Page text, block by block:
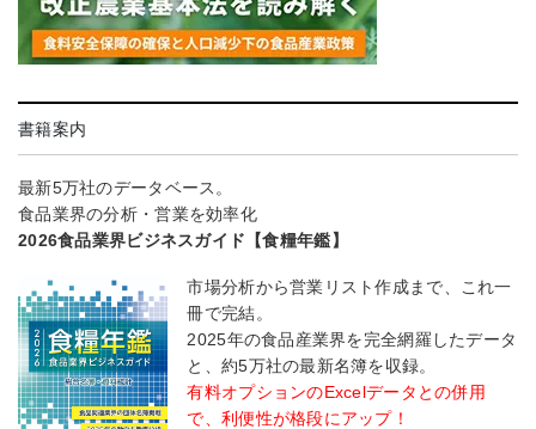
書籍案内
最新5万社のデータベース。
食品業界の分析・営業を効率化
2026食品業界ビジネスガイド【食糧年鑑】
市場分析から営業リスト作成まで、これ一
冊で完結。
2025年の食品産業界を完全網羅したデータ
と、約5万社の最新名簿を収録。
有料オプションのExcelデータとの併用
で、利便性が格段にアップ！